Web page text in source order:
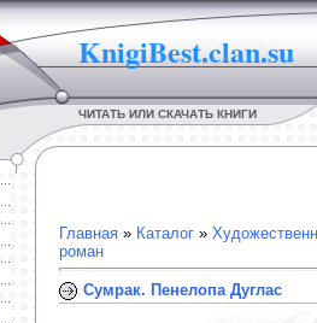
KnigiBest.clan.su
ЧИТАТЬ ИЛИ СКАЧАТЬ КНИГИ
Главная » Каталог »
роман
Сумрак. Пенелопа Дуглас